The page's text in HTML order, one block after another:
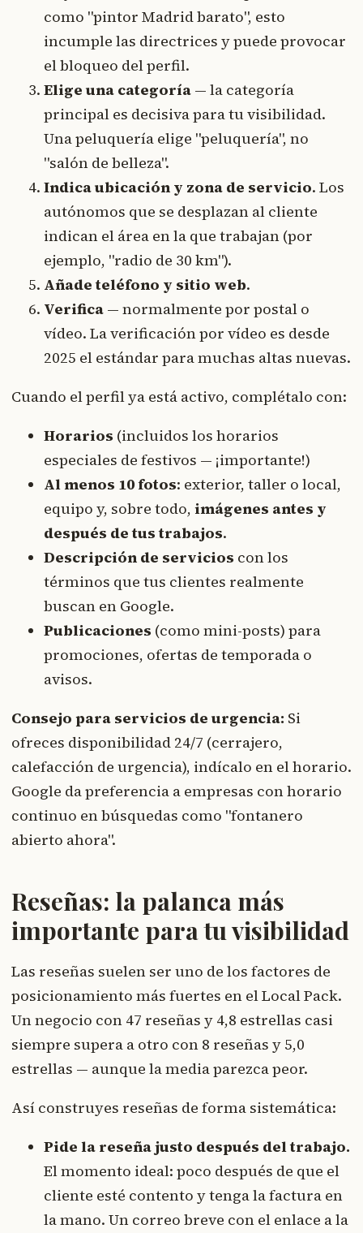
como "pintor Madrid barato", esto
incumple las directrices y puede provocar
el bloqueo del perfil.
Elige una categoría — la categoría
principal es decisiva para tu visibilidad.
Una peluquería elige "peluquería", no
"salón de belleza".
Indica ubicación y zona de servicio. Los
autónomos que se desplazan al cliente
indican el área en la que trabajan (por
ejemplo, "radio de 30 km").
Añade teléfono y sitio web.
Verifica — normalmente por postal o
vídeo. La verificación por vídeo es desde
2025 el estándar para muchas altas nuevas.
Cuando el perfil ya está activo, complétalo con:
Horarios (incluidos los horarios
especiales de festivos — ¡importante!)
Al menos 10 fotos: exterior, taller o local,
equipo y, sobre todo, imágenes antes y
después de tus trabajos.
Descripción de servicios con los
términos que tus clientes realmente
buscan en Google.
Publicaciones (como mini-posts) para
promociones, ofertas de temporada o
avisos.
Consejo para servicios de urgencia: Si
ofreces disponibilidad 24/7 (cerrajero,
calefacción de urgencia), indícalo en el horario.
Google da preferencia a empresas con horario
continuo en búsquedas como "fontanero
abierto ahora".
Reseñas: la palanca más
importante para tu visibilidad
Las reseñas suelen ser uno de los factores de
posicionamiento más fuertes en el Local Pack.
Un negocio con 47 reseñas y 4,8 estrellas casi
siempre supera a otro con 8 reseñas y 5,0
estrellas — aunque la media parezca peor.
Así construyes reseñas de forma sistemática:
Pide la reseña justo después del trabajo.
El momento ideal: poco después de que el
cliente esté contento y tenga la factura en
la mano. Un correo breve con el enlace a la